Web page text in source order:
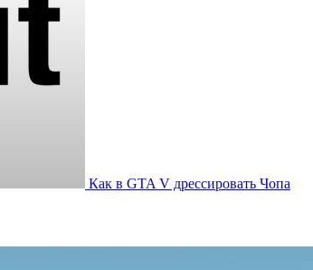
Как в GTA V дрессировать Чопа